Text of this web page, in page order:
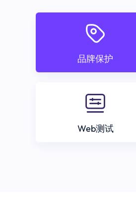
品牌保护
Web测试